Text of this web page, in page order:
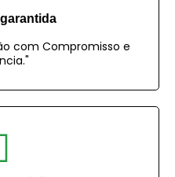
com Compromisso e